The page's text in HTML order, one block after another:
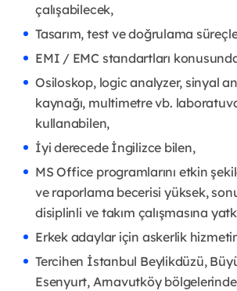
çalışabilecek,
Tasarım, test ve doğrulama
EMI / EMC standartları
Osiloskop, logic analyzer, sinyal
kaynağı, multimetre vb.
kullanabilen,
İyi derecede İngilizce bilen,
MS Office programlarını etkin
ve raporlama becerisi yüksek,
disiplinli ve takım çalışmasına
Erkek adaylar için askerlik
Tercihen İstanbul Beylikdüzü,
Esenyurt, Arnavutköy